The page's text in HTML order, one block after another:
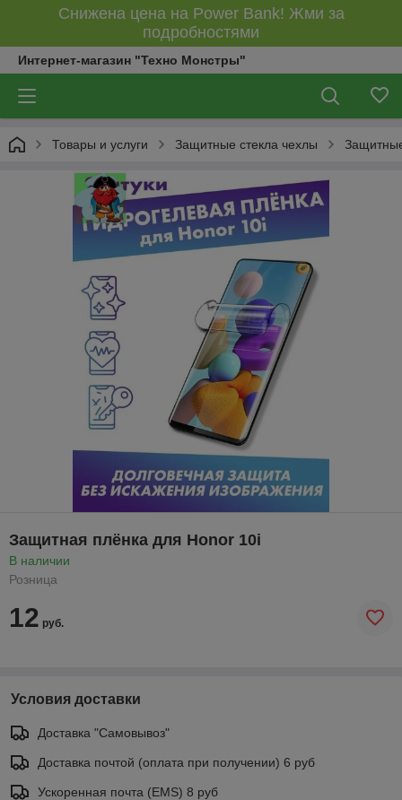
Снижена цена на Power Bank! Жми за
подробностями
Интернет-магазин "Техно Монстры"
Товары и услуги Защитные стекла чехлы
Защитная плёнка для Honor 10i
В наличии
Розница
12 руб.
Условия доставки
Доставка "Самовывоз"
Доставка почтой (оплата при получении) 6 руб
Ускоренная почта (EMS) 8 руб